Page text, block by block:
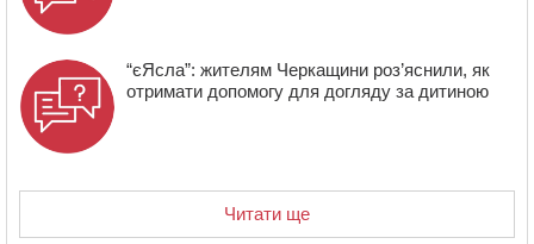
“єЯсла”: жителям Черкащини роз’яснили, як
отримати допомогу для догляду за дитиною
Читати ще